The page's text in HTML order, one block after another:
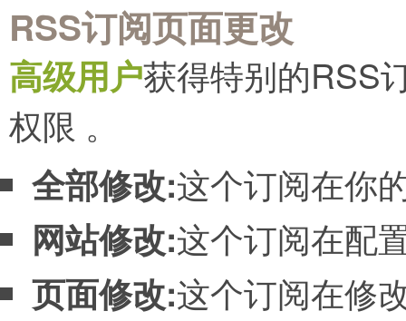
RSS订阅页面更改
高级用户获得特别的RSS
权限 。
全部修改:这个订阅在你
网站修改:这个订阅在配
页面修改:这个订阅在修